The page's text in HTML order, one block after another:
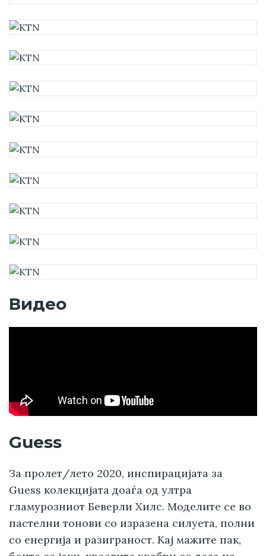
Видео
Guess
За пролет/лето 2020, инспирацијата за
Guess колекцијата доаѓа од ултра
гламурозниот Беверли Хилс. Моделите се во
пастелни тонови со изразена силуета, полни
со енергија и разиграност. Кај мажите пак,